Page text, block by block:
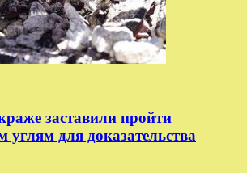
заставили пройти
углям для доказательства